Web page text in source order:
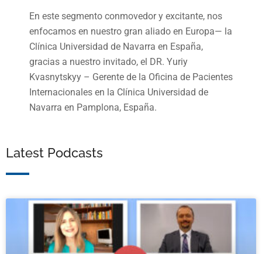
En este segmento conmovedor y excitante, nos
enfocamos en nuestro gran aliado en Europa— la
Clínica Universidad de Navarra en España,
gracias a nuestro invitado, el DR. Yuriy
Kvasnytskyy – Gerente de la Oficina de Pacientes
Internacionales en la Clínica Universidad de
Navarra en Pamplona, España.
Latest Podcasts